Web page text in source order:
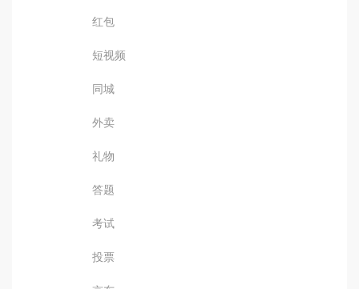
红包
短视频
同城
外卖
礼物
答题
考试
投票